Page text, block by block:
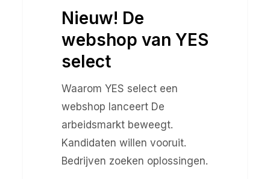
Nieuw! De
webshop van YES
select
Waarom YES select een
webshop lanceert De
arbeidsmarkt beweegt.
Kandidaten willen vooruit.
Bedrijven zoeken oplossingen.